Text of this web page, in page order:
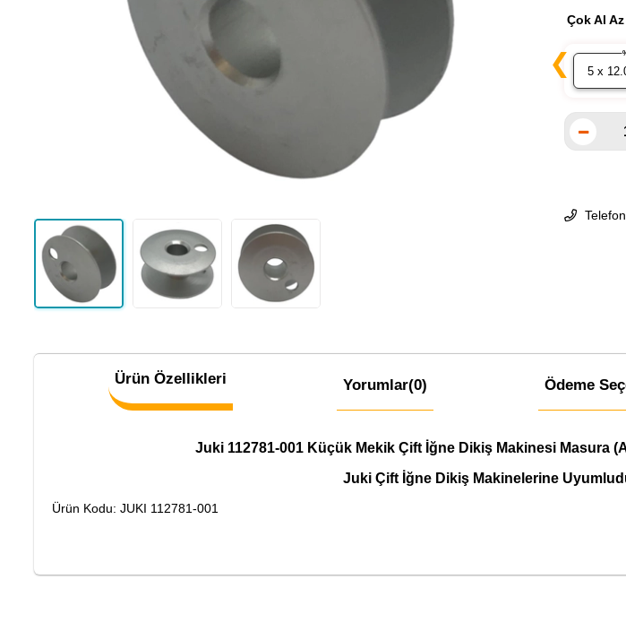
Çok Al
❮ 5 x
Ürün Özellikleri Yorumlar(0) Ödeme
Juki 112781-001 Küçük Mekik Çift İğne Dikiş Makinesi Masura
Juki Çift İğne Dikiş Makinelerine
Ürün Kodu: JUKI 112781-001